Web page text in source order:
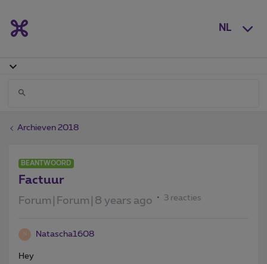
NL
Archieven 2018
BEANTWOORD
Factuur
Forum|Forum|8 years ago 3 reacties
N Natascha1608
Hey